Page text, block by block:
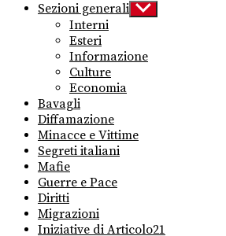
Sezioni generali Show
sub
Interni
Esteri
Informazione
Culture
Economia
Bavagli
Diffamazione
Minacce e Vittime
Segreti italiani
Mafie
Guerre e Pace
Diritti
Migrazioni
Iniziative di Articolo21